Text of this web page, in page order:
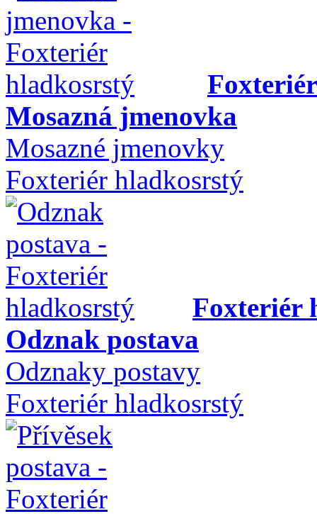
Mosazná jmenovka
Mosazné jmenovky
Foxteriér hladkosrstý
Foxteriér
Odznak postava
Odznaky postavy
Foxteriér hladkosrstý